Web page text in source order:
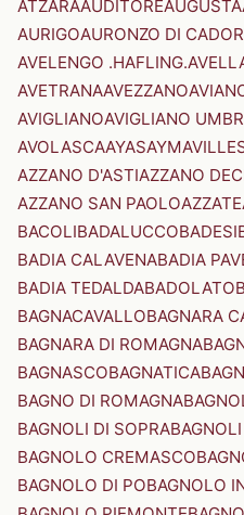
ATZARAAUDITOREAUGUSTA
AURIGOAURONZO DI
AVELENGO .HAFLING.
AVETRANAAVEZZANO
AVIGLIANOAVIGLIANO
AVOLASCAAYAS
AZZANO D'ASTIAZZANO
AZZANO SAN PAOLOAZZATE
BACOLIBADALUCCOBADESI
BADIA CALAVENABADIA
BADIA TEDALDABADOLATO
BAGNACAVALLOBAGNARA
BAGNARA DI ROMAGNA
BAGNASCOBAGNATICA
BAGNO DI ROMAGNA
BAGNOLI DI SOPRA
BAGNOLO CREMASCO
BAGNOLO DI POBAGNOLO